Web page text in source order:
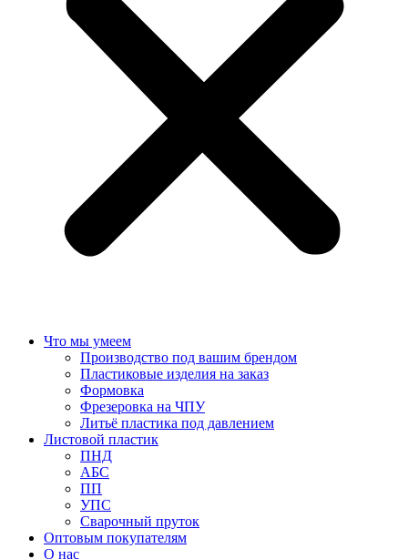
Что мы умеем
Производство под вашим брендом
Пластиковые изделия на заказ
Формовка
Фрезеровка на ЧПУ
Литьё пластика под давлением
Листовой пластик
ПНД
АБС
ПП
УПС
Сварочный пруток
Оптовым покупателям
О нас